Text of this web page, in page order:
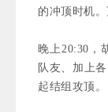
的冲顶时机。
晚上20:30，
队友、加上
起结组攻顶。